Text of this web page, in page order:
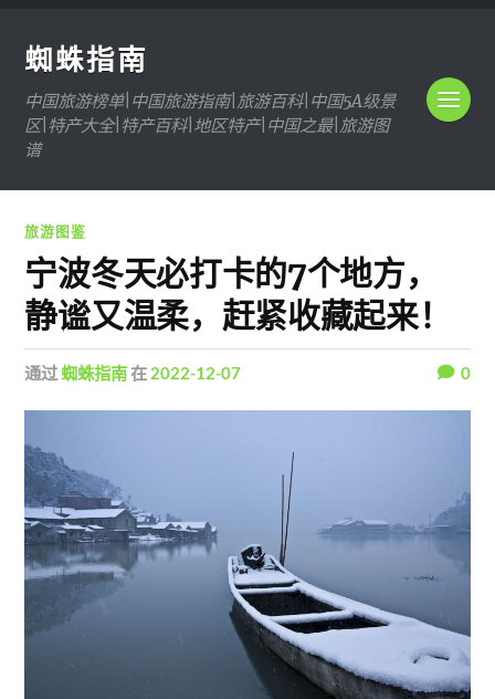
蜘蛛指南
中国旅游榜单|中国旅游指南|旅游百科|中国5A级景
区|特产大全|特产百科|地区特产|中国之最|旅游图
谱
旅游图鉴
宁波冬天必打卡的7个地方，
静谧又温柔，赶紧收藏起来！
通过蜘蛛指南在 2022-12-07 0